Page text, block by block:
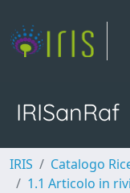
IRISanRaf
IRIS Catalogo
1.1 Articolo in